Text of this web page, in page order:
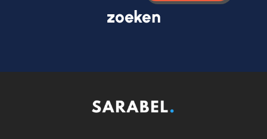
zoeken